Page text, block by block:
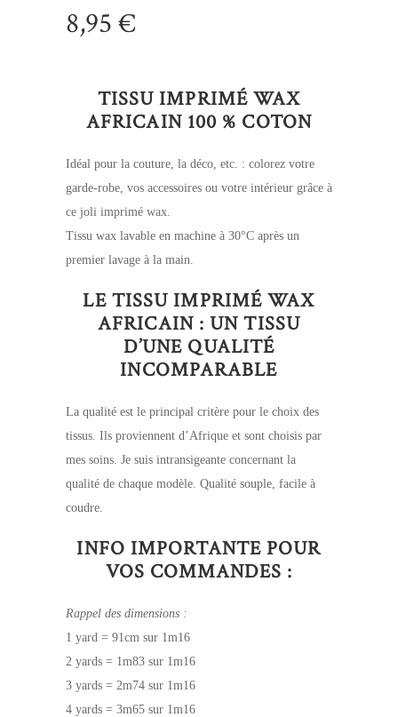
8,95€
TISSU IMPRIMÉ WAX
AFRICAIN 100 % COTON
Idéal pour la couture, la déco, etc. : colorez votre
garde-robe, vos accessoires ou votre intérieur grâce à
ce joli imprimé wax.
Tissu wax lavable en machine à 30°C après un
premier lavage à la main.
LE TISSU IMPRIMÉ WAX
AFRICAIN : UN TISSU
D’UNE QUALITÉ
INCOMPARABLE
La qualité est le principal critère pour le choix des
tissus. Ils proviennent d’Afrique et sont choisis par
mes soins. Je suis intransigeante concernant la
qualité de chaque modèle. Qualité souple, facile à
coudre.
INFO IMPORTANTE POUR
VOS COMMANDES :
Rappel des dimensions :
1 yard = 91cm sur 1m16
2 yards = 1m83 sur 1m16
3 yards = 2m74 sur 1m16
4 yards = 3m65 sur 1m16